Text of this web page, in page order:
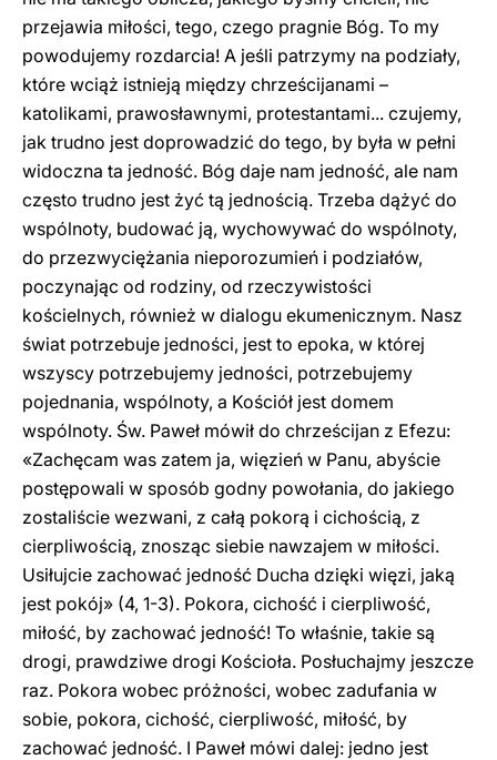
przejawia miłości, tego, czego pragnie Bóg. To my
powodujemy rozdarcia! A jeśli patrzymy na podziały,
które wciąż istnieją między chrześcijanami –
katolikami, prawosławnymi, protestantami... czujemy,
jak trudno jest doprowadzić do tego, by była w pełni
widoczna ta jedność. Bóg daje nam jedność, ale nam
często trudno jest żyć tą jednością. Trzeba dążyć do
wspólnoty, budować ją, wychowywać do wspólnoty,
do przezwyciężania nieporozumień i podziałów,
poczynając od rodziny, od rzeczywistości
kościelnych, również w dialogu ekumenicznym. Nasz
świat potrzebuje jedności, jest to epoka, w której
wszyscy potrzebujemy jedności, potrzebujemy
pojednania, wspólnoty, a Kościół jest domem
wspólnoty. Św. Paweł mówił do chrześcijan z Efezu:
«Zachęcam was zatem ja, więzień w Panu, abyście
postępowali w sposób godny powołania, do jakiego
zostaliście wezwani, z całą pokorą i cichością, z
cierpliwością, znosząc siebie nawzajem w miłości.
Usiłujcie zachować jedność Ducha dzięki więzi, jaką
jest pokój» (4, 1-3). Pokora, cichość i cierpliwość,
miłość, by zachować jedność! To właśnie, takie są
drogi, prawdziwe drogi Kościoła. Posłuchajmy jeszcze
raz. Pokora wobec próżności, wobec zadufania w
sobie, pokora, cichość, cierpliwość, miłość, by
zachować jedność. I Paweł mówi dalej: jedno jest